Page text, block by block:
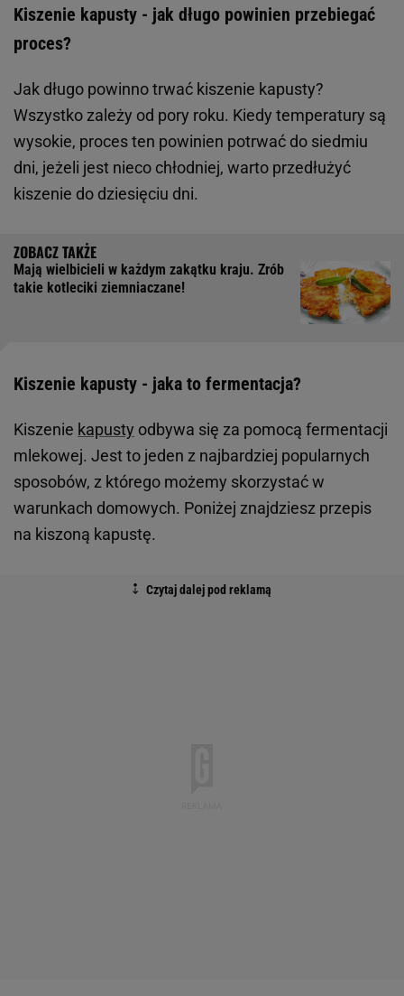
Kiszenie kapusty - jak długo powinien przebiegać
proces?
Jak długo powinno trwać kiszenie kapusty?
Wszystko zależy od pory roku. Kiedy temperatury są
wysokie, proces ten powinien potrwać do siedmiu
dni, jeżeli jest nieco chłodniej, warto przedłużyć
kiszenie do dziesięciu dni.
Mają wielbicieli w każdym zakątku kraju. Zrób
takie kotleciki ziemniaczane!
Kiszenie kapusty - jaka to fermentacja?
Kiszenie kapusty odbywa się za pomocą fermentacji
mlekowej. Jest to jeden z najbardziej popularnych
sposobów, z którego możemy skorzystać w
warunkach domowych. Poniżej znajdziesz przepis
na kiszoną kapustę.